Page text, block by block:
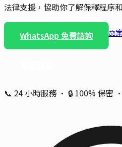
法律支援，協助你了解保釋程序
WhatsApp 免費諮詢 ⚖️
📞 24 小時服務 · 🔒 100% 保密